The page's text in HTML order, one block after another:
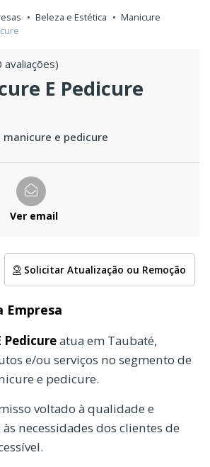
Beleza e Estética
Manicure
avaliações)
E Pedicure
e pedicure
Ver email
Solicitar Atualização ou Remoção
Empresa
Pedicureatua em Taubaté,
e/ou serviços no segmento de
e pedicure.
voltado à qualidade e
necessidades dos clientes de